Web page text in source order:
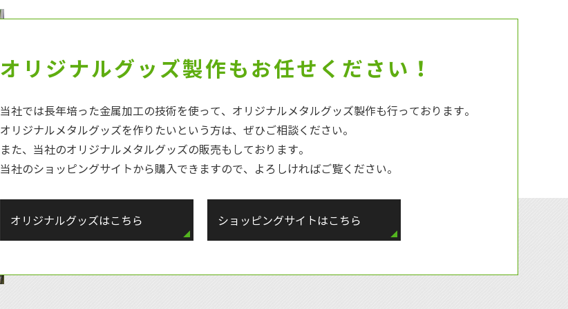
オリジナルグッズ製作もお任せください！
当社では長年培った金属加工の技術を使って、オリジナルメタルグッズ製作も行っております。
オリジナルメタルグッズを作りたいという方は、ぜひご相談ください。
また、当社のオリジナルメタルグッズの販売もしております。
当社のショッピングサイトから購入できますので、よろしければご覧ください。
オリジナルグッズはこちら ショッピングサイトはこちら